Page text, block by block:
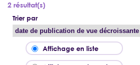
2 résultat(s)
Trier par
Affichage en liste